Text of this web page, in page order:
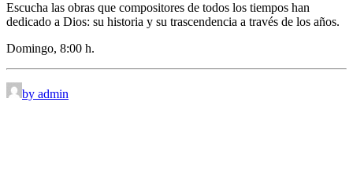
Escucha las obras que compositores de todos los tiempos han
dedicado a Dios: su historia y su trascendencia a través de los años.
Domingo, 8:00 h.
by admin